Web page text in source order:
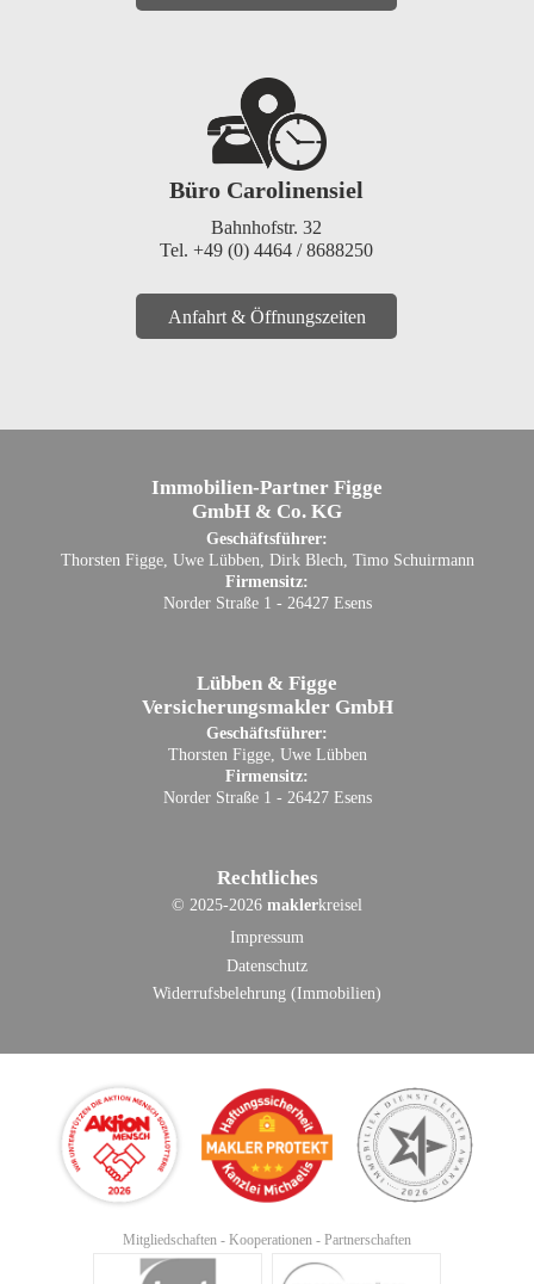
Büro Carolinensiel
Bahnhofstr. 32
Tel. +49 (0) 4464 / 8688250
Anfahrt & Öffnungszeiten
Immobilien-Partner Figge
GmbH & Co. KG
Geschäftsführer:
Thorsten Figge, Uwe Lübben, Dirk Blech, Timo Schuirmann
Firmensitz:
Norder Straße 1 - 26427 Esens
Lübben & Figge
Versicherungsmakler GmbH
Geschäftsführer:
Thorsten Figge, Uwe Lübben
Firmensitz:
Norder Straße 1 - 26427 Esens
Rechtliches
© 2025-2026 maklerkreisel
Impressum
Datenschutz
Widerrufsbelehrung (Immobilien)
Mitgliedschaften - Kooperationen - Partnerschaften